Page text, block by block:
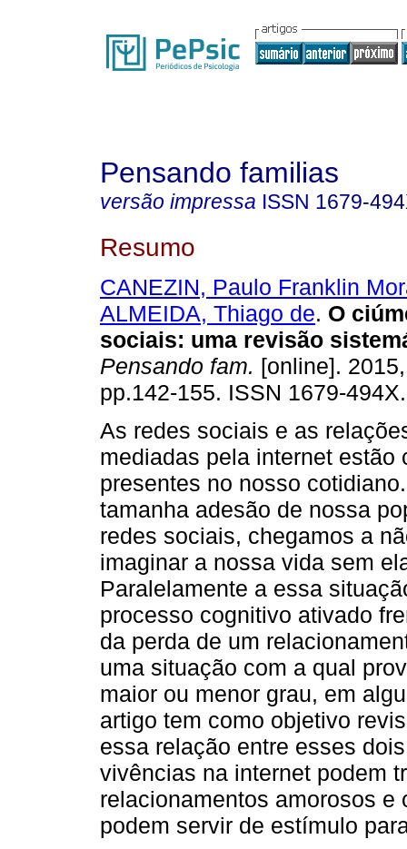
Pensando familias
versão impressa ISSN 1679-
Resumo
CANEZIN, Paulo Franklin
ALMEIDA, Thiago de. O
sociais: uma revisão
Pensando fam. [online].
pp.142-155. ISSN 1679-494X.
As redes sociais e as
mediadas pela internet estão
presentes no nosso
tamanha adesão de nossa
redes sociais, chegamos a
imaginar a nossa vida sem
Paralelamente a essa
processo cognitivo ativado
da perda de um
uma situação com a qual
maior ou menor grau, em
artigo tem como objetivo
essa relação entre esses
vivências na internet podem
relacionamentos amorosos e
podem servir de estímulo